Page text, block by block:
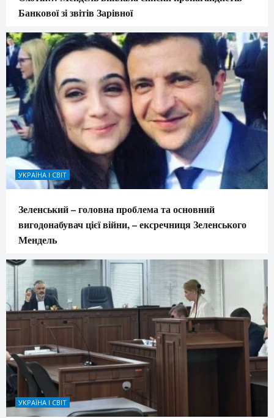
Банкової зі звітів Зарівної
УКРАЇНА І СВІТ
Зеленський – головна проблема та основний
вигодонабувач цієї війни, – ексречниця Зеленського
Мендель
УКРАЇНА І СВІТ